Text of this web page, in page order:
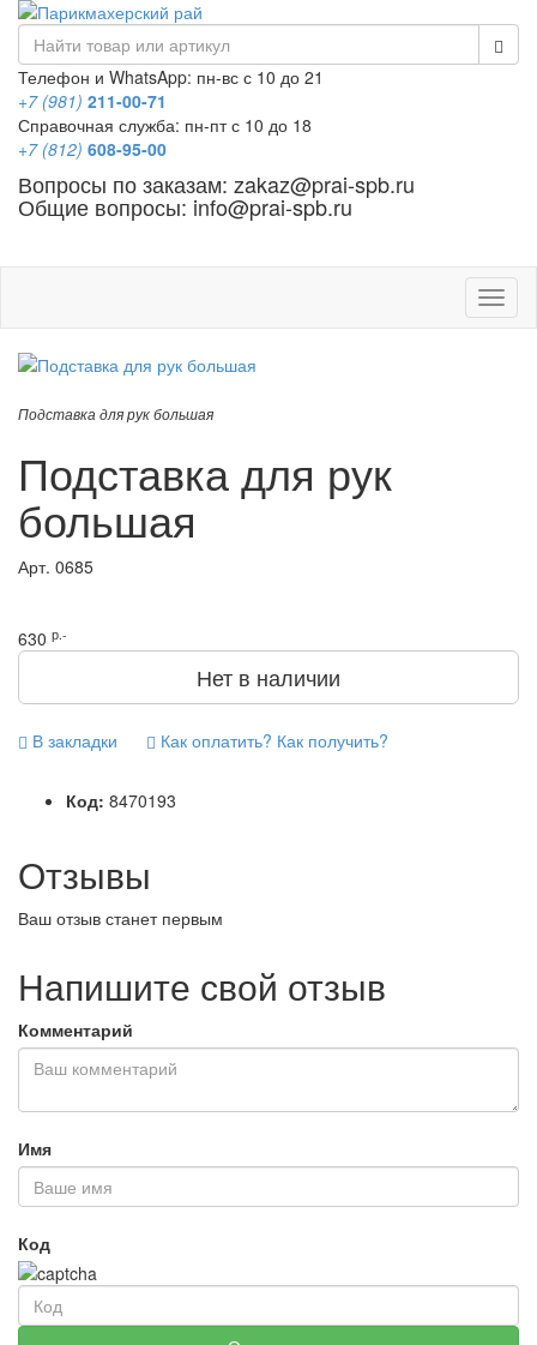
Телефон и WhatsApp: пн-вс с 10 до 21
+7 (981) 211-00-71
Справочная служба: пн-пт с 10 до 18
+7 (812) 608-95-00
Вопросы по заказам: zakaz@prai-spb.ru
Общие вопросы: info@prai-spb.ru
Подставка для рук большая
Подставка для рук
большая
Арт. 0685
630 р.-
Нет в наличии
В закладки Как оплатить? Как получить?
Код: 8470193
Отзывы
Ваш отзыв станет первым
Напишите свой отзыв
Комментарий
Имя
Код